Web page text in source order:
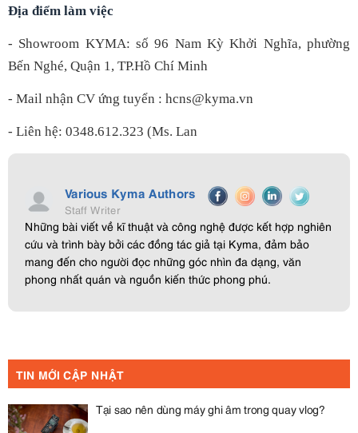
Địa điểm làm việc
- Showroom KYMA: số 96 Nam Kỳ Khởi Nghĩa, phường
Bến Nghé, Quận 1, TP.Hồ Chí Minh
- Mail nhận CV ứng tuyển : hcns@kyma.vn
- Liên hệ: 0348.612.323 (Ms. Lan
Various Kyma Authors
Staff Writer
Những bài viết về kĩ thuật và công nghệ được kết hợp nghiên
cứu và trình bày bởi các đồng tác giả tại Kyma, đảm bảo
mang đến cho người đọc những góc nhìn đa dạng, văn
phong nhất quán và nguồn kiến thức phong phú.
TIN MỚI CẬP NHẬT
Tại sao nên dùng máy ghi âm trong quay vlog?